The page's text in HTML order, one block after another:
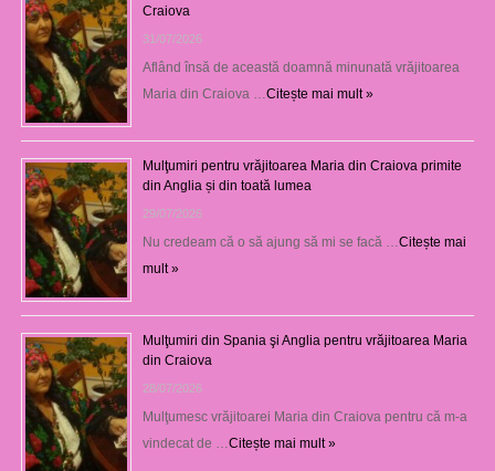
Craiova
31/07/2026
Aflând însă de această doamnă minunată vrăjitoarea
Maria din Craiova … Citește mai mult »
Mulţumiri pentru vrăjitoarea Maria din Craiova primite
din Anglia și din toată lumea
29/07/2026
Nu credeam că o să ajung să mi se facă … Citește mai
mult »
Mulţumiri din Spania şi Anglia pentru vrăjitoarea Maria
din Craiova
28/07/2026
Mulţumesc vrăjitoarei Maria din Craiova pentru că m-a
vindecat de … Citește mai mult »